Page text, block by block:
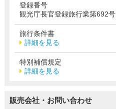
登録番号
観光庁長官登録旅行業第692号
旅行条件書
詳細を見る
特別補償規定
詳細を見る
販売会社・お問い合わせ